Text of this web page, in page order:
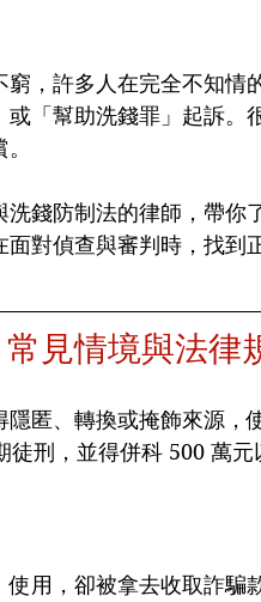
，許多人在完全不知情
或「幫助洗錢罪」起訴。
錢防制法的律師，帶你
對偵查與審判時，找到
見情境與法律
隱匿、轉換或掩飾來源
刑，並得併科 500 萬元
用，卻被拿去收取詐騙